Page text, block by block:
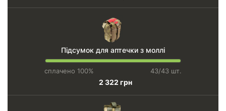
Підсумок для аптечки з моллі
сплачено 100% 43/43 шт.
2 322 грн